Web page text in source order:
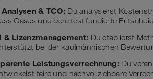
& TCO: Du analysierst
Cases und bereitest fundierte
& Lizenzmanagement: Du etablierst
bei der kaufmännischen
Leistungsverrechnung: Du
faire und nachvollziehbare